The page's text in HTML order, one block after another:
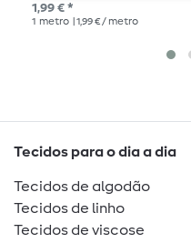
1,99 € *
1 metro | 1,99 € / metro
Tecidos para o dia a dia
Tecidos de algodão
Tecidos de linho
Tecidos de viscose